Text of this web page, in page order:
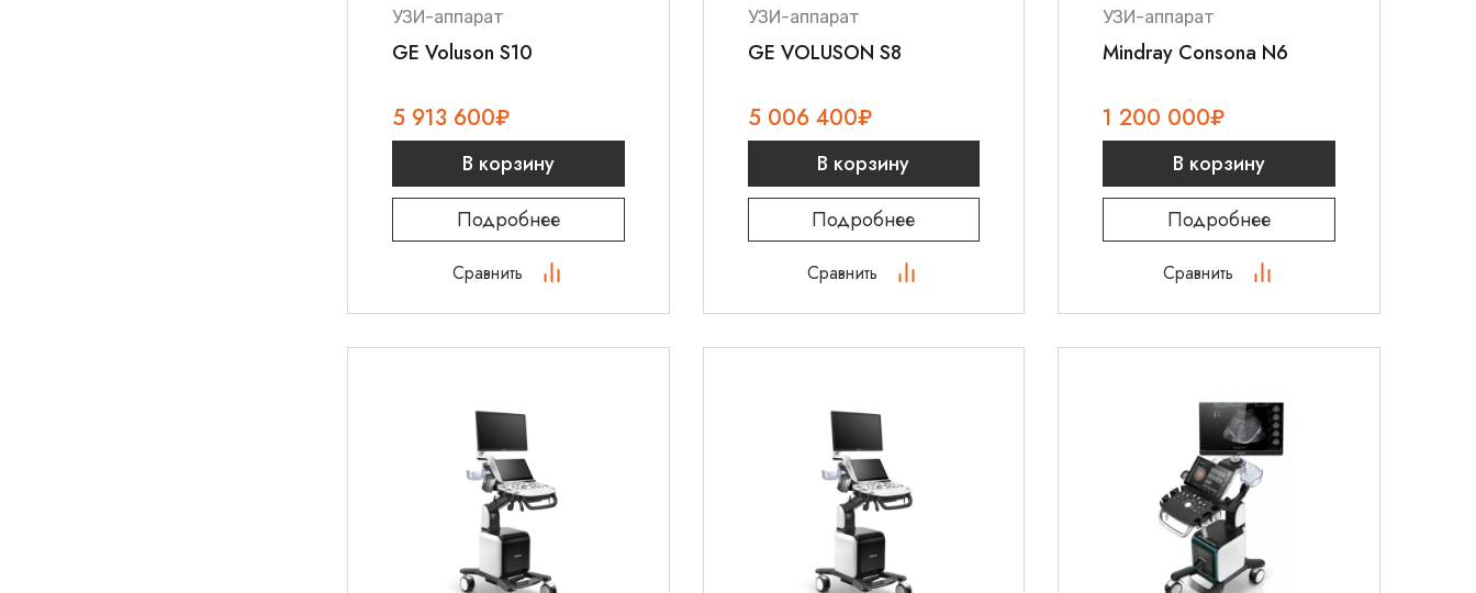
УЗИ-аппарат
GE Voluson S10
5 913 600₽
В корзину
Подробнее
Сравнить
УЗИ-аппарат
GE VOLUSON S8
5 006 400₽
В корзину
Подробнее
Сравнить
УЗИ-аппарат
Mindray Consona N6
1 200 000₽
В корзину
Подробнее
Сравнить